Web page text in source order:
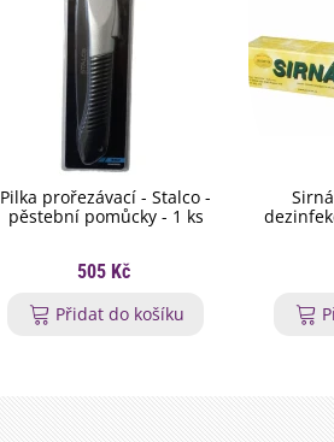
Pilka prořezávací - Stalco -
pěstební pomůcky - 1 ks
505 Kč
Přidat do košíku